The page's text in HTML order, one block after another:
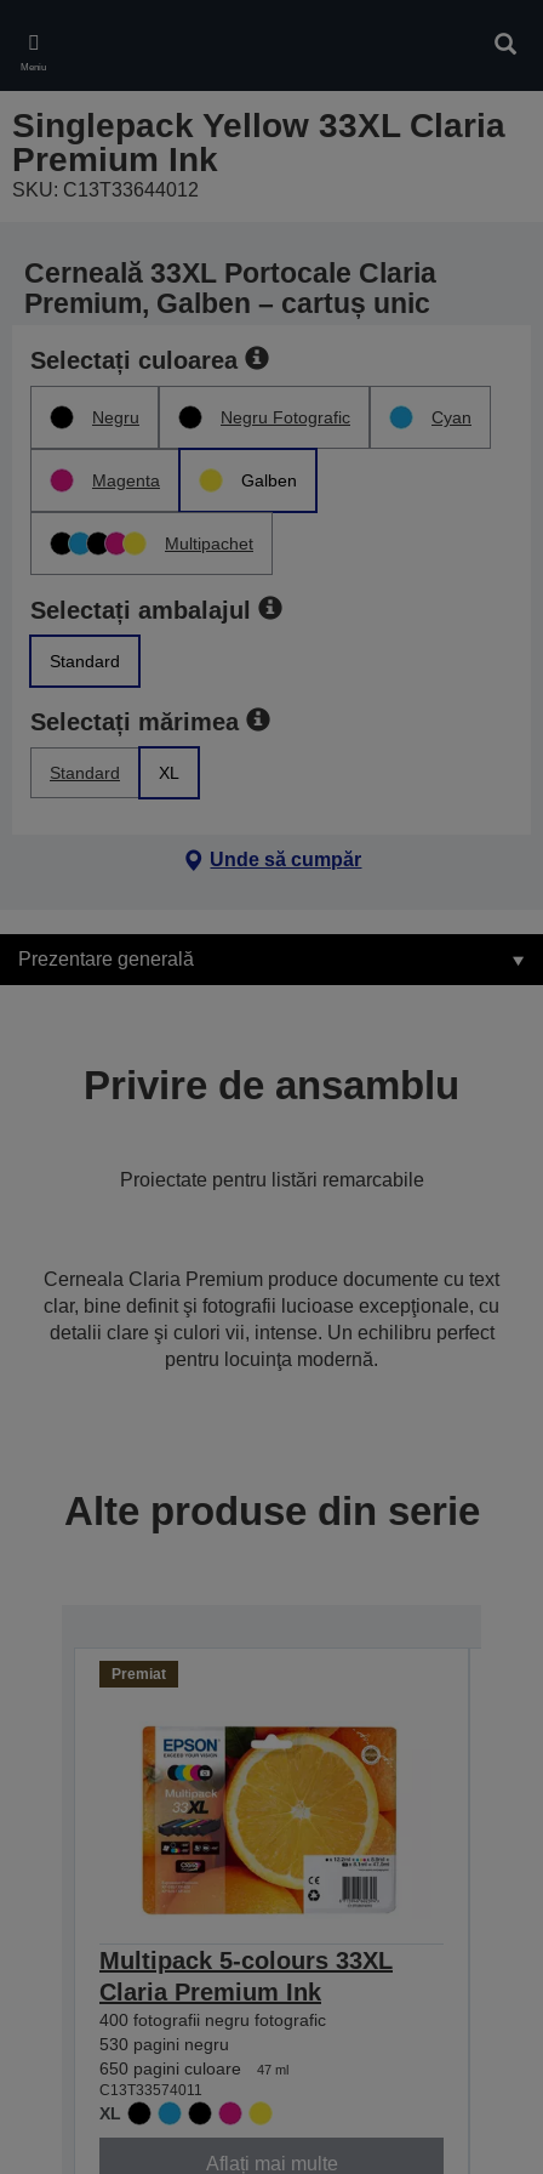
main
content
Meniu
Singlepack Yellow 33XL Claria
Premium Ink
SKU: C13T33644012
Cerneală 33XL Portocale Claria
Premium, Galben – cartuș unic
Selectați culoarea
Negru Negru Fotografic Cyan
Magenta Galben
Multipachet
Selectați ambalajul
Standard
Selectați mărimea
Standard XL
Unde să cumpăr
Prezentare generală
Privire de ansamblu
Proiectate pentru listări remarcabile
Cerneala Claria Premium produce documente cu text
clar, bine definit şi fotografii lucioase excepţionale, cu
detalii clare şi culori vii, intense. Un echilibru perfect
pentru locuinţa modernă.
Alte produse din serie
Premiat
Multipack 5-colours 33XL
Claria Premium Ink
400 fotografii negru fotografic
530 pagini negru
650 pagini culoare
47 ml
C13T33574011
XL
Aflați mai multe